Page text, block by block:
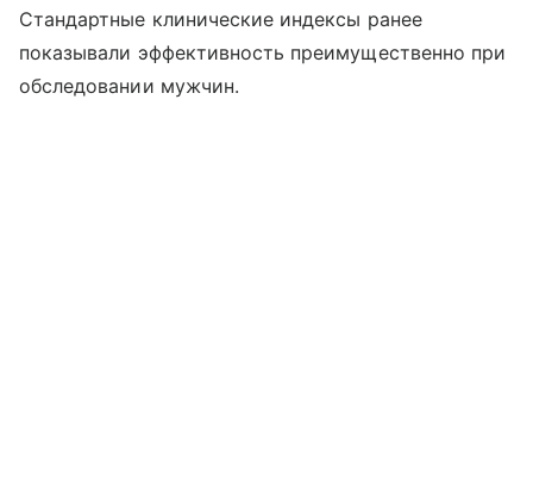
Стандартные клинические индексы ранее
показывали эффективность преимущественно при
обследовании мужчин.